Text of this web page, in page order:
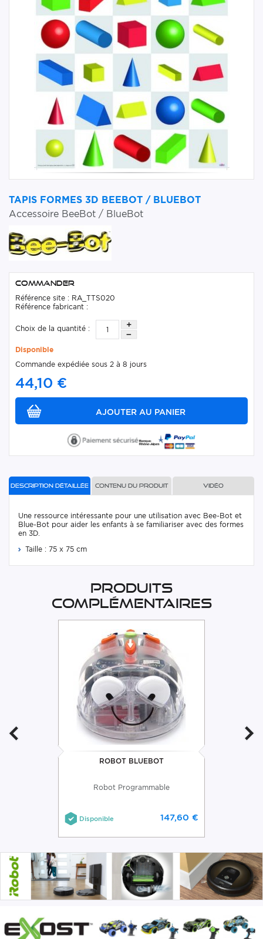
TAPIS FORMES 3D BEEBOT / BLUEBOT
Accessoire BeeBot / BlueBot
Commander
Référence site : RA_TTS020
Référence fabricant :
Choix de la quantité :
Disponible
Commande expédiée sous 2 à 8 jours
44,10 €
Description détaillée Contenu du produit Vidéo
Une ressource intéressante pour une utilisation avec Bee-Bot et
Blue-Bot pour aider les enfants à se familiariser avec des formes
en 3D.
Taille : 75 x 75 cm
Produits
complémentaires
ROBOT BLUEBOT
Robot Programmable
Disponible 147,60 €